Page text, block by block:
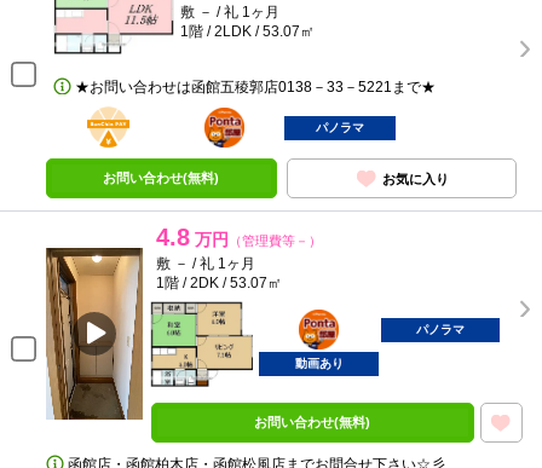
敷 － / 礼 1ヶ月
1階 / 2LDK / 53.07㎡
★お問い合わせは函館五稜郭店0138－33－5221まで★
BunChinPAY
ポンタ
部屋
パノラマ
お問い合わせ(無料) お気に入り
4.8 万円 （管理費等－）
敷 － / 礼 1ヶ月
1階 / 2DK / 53.07㎡
ポンタ
部屋
パノラマ
動画あり
お問い合わせ(無料)
函館店・函館柏木店・函館松風店までお問合せ下さい☆彡